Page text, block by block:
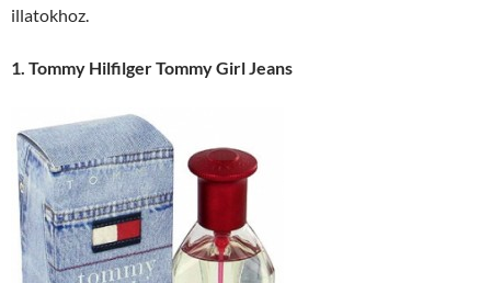
illatokhoz.
1. Tommy Hilfilger Tommy Girl Jeans